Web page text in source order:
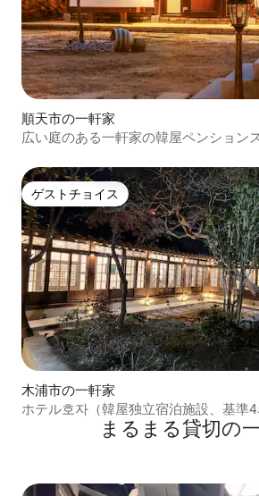
順天市の一軒家
広い庭のある一軒家の韓屋ペンション
ゲストチョイス
ゲストチョイス
木浦市の一軒家
ホテル호자（韓屋独立宿泊施設、基準4
まるまる貸切の